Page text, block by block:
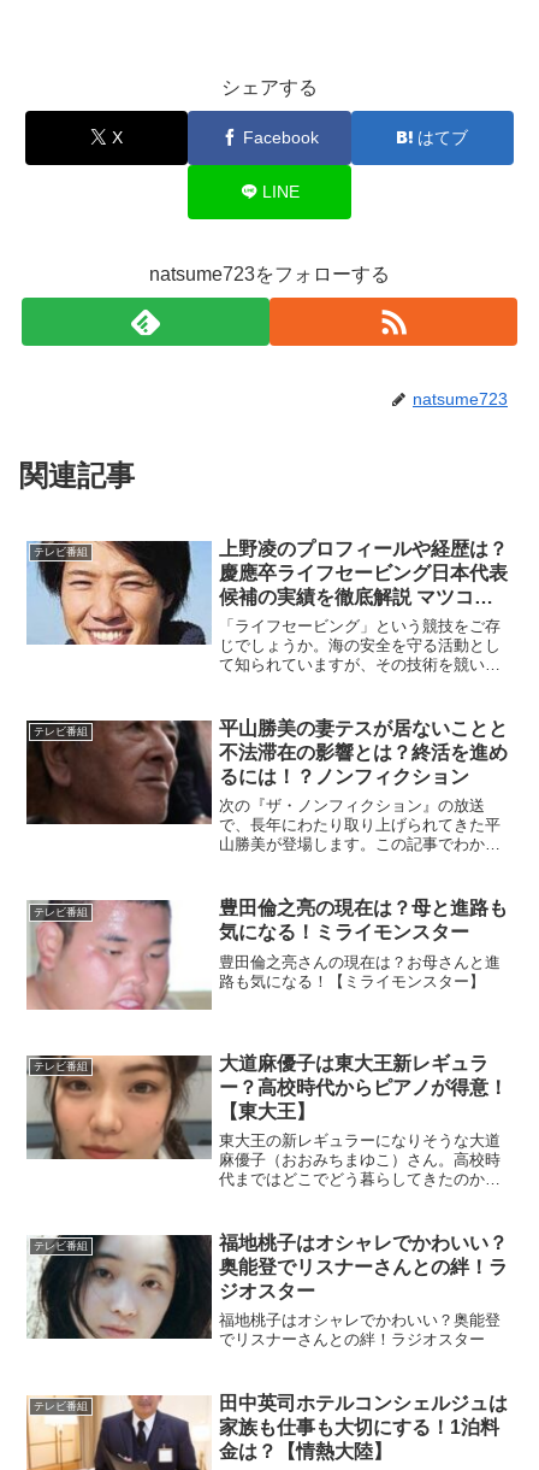
シェアする
X Facebook はてブ
LINE
natsume723をフォローする
natsume723
関連記事
テレビ番組
上野凌のプロフィールや経歴は？
慶應卒ライフセービング日本代表
候補の実績を徹底解説 マツコの
知らない世界
「ライフセービング」という競技をご存
じでしょうか。海の安全を守る活動とし
て知られていますが、その技術を競い合
界で、日本のトップアスリートとして注
目されているのが上野凌（...
テレビ番組
平山勝美の妻テスが居ないことと
不法滞在の影響とは？終活を進め
るには！？ノンフィクション
次の『ザ・ノンフィクション』の放送
で、長年にわたり取り上げられてきた平
山勝美が登場します。この記事でわかる
１，平山勝美の妻テスが居ないことは？
平山勝美の内縁の妻テスさんが...
テレビ番組
豊田倫之亮の現在は？母と進路も
気になる！ミライモンスター
豊田倫之亮さんの現在は？お母さんと進
路も気になる！【ミライモンスター】
テレビ番組
大道麻優子は東大王新レギュラ
ー？高校時代からピアノが得意！
【東大王】
東大王の新レギュラーになりそうな大道
麻優子（おおみちまゆこ）さん。高校時
代まではどこでどう暮らしてきたのか？
ったことを調べてみました。とてもスゴ
イ方です。お母様はピアノ教師をしてら
して、お父様ヴァイオリンを演奏できる
とか。音楽家家族みたいです。
テレビ番組
福地桃子はオシャレでかわいい？
奥能登でリスナーさんとの絆！ラ
ジオスター
福地桃子はオシャレでかわいい？奥能登
でリスナーさんとの絆！ラジオスター
テレビ番組
田中英司ホテルコンシェルジュは
家族も仕事も大切にする！1泊料
金は？【情熱大陸】